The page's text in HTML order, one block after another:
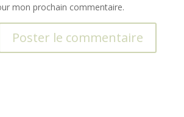
mon prochain commentaire.